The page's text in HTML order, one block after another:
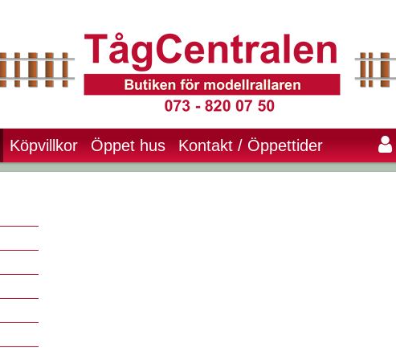
Köpvillkor Öppet hus Kontakt / Öppettider